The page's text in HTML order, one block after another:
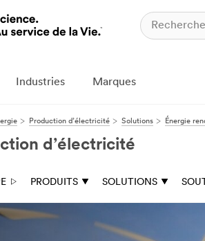
Industries Marques
Production d’électricité Solutions Énergie
d’électricité
PRODUITS SOLUTIONS